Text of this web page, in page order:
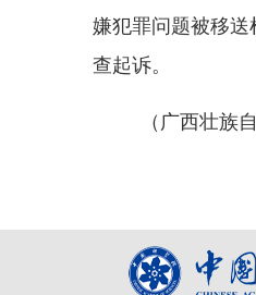
嫌犯罪问题被移送
查起诉。
（广西壮族